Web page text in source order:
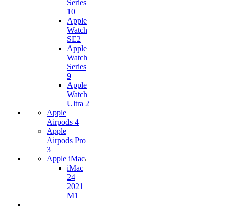
Series
10
Apple
Watch
SE2
Apple
Watch
Series
9
Apple
Watch
Ultra 2
Apple
Airpods 4
Apple
Airpods Pro
3
Apple iMac
iMac
24
2021
M1